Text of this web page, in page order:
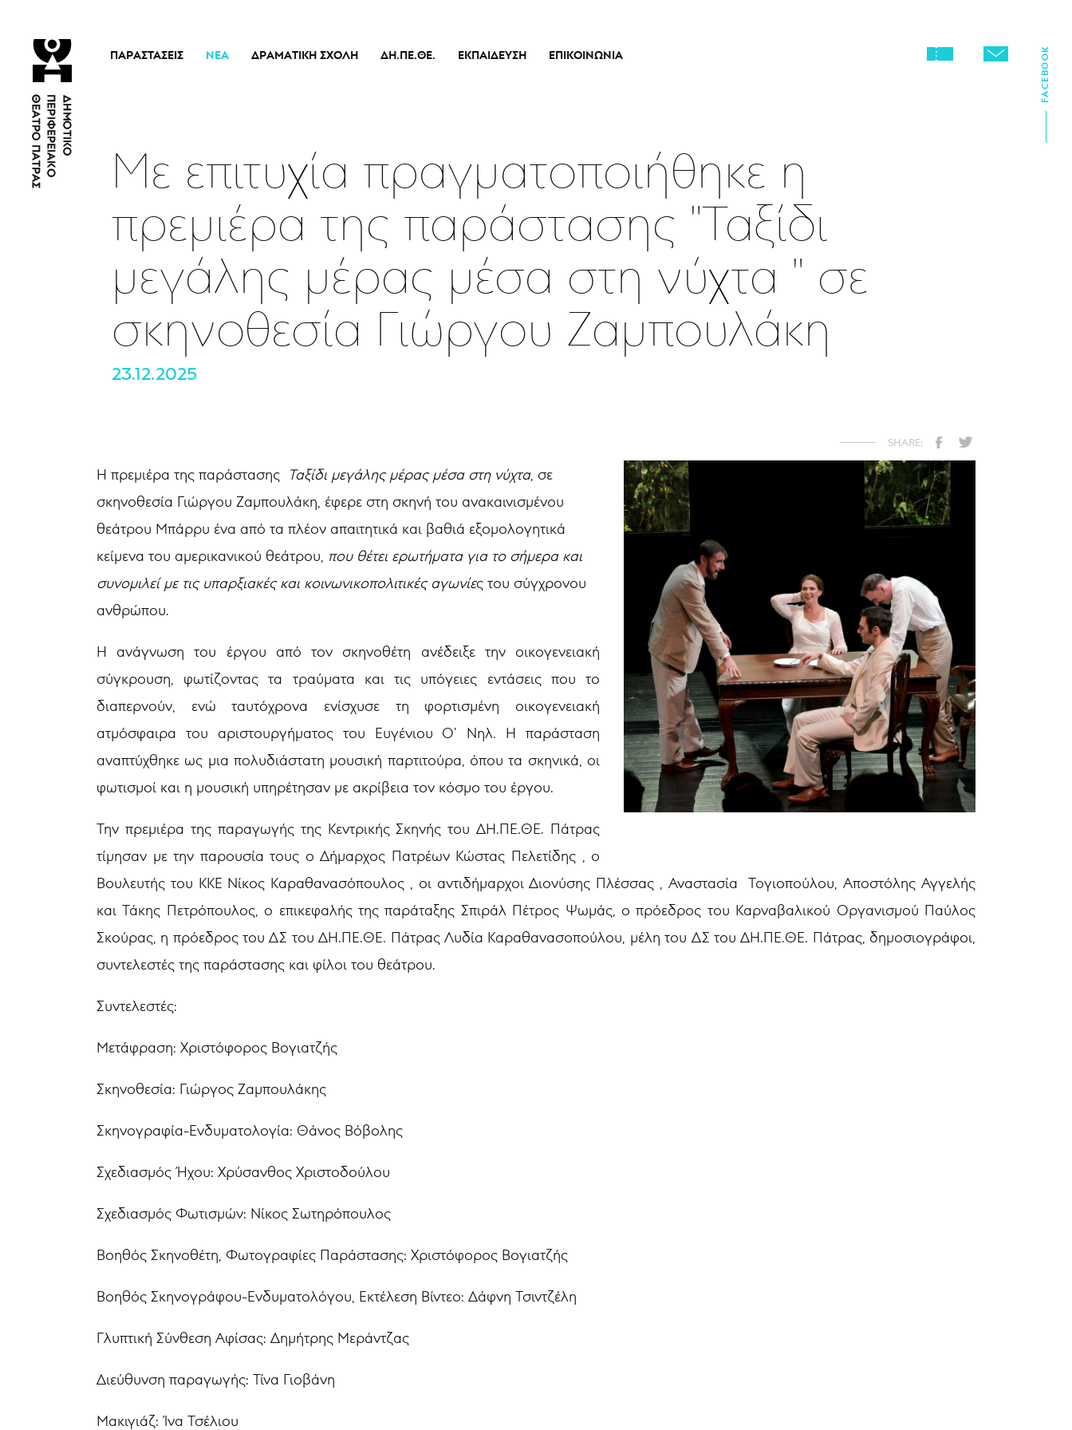
ΠΑΡΑΣΤΆΣΕΙΣ
Εισιτήρια
ΝΈΑ ΔΡΑΜΑΤΙΚΉ ΣΧΟΛΉ
Νέα
ΔΗ.ΠΕ.ΘΕ.
Οικονομικά Στοιχεία
Αποφάσεις Δ.Σ.
Καλλιτεχνικός Διευθυντής
Ποιοί Είμαστε
Απόλλων
ΕΚΠΑΊΔΕΥΣΗ ΕΠΙΚΟΙΝΩΝΊΑ
FACEBOOK
Με επιτυχία πραγματοποιήθηκε η
πρεμιέρα της παράστασης "Ταξίδι
μεγάλης μέρας μέσα στη νύχτα " σε
σκηνοθεσία Γιώργου Ζαμπουλάκη
23.12.2025
Η πρεμιέρα της παράστασης Ταξίδι μεγάλης μέρας μέσα στη νύχτα, σε
σκηνοθεσία Γιώργου Ζαμπουλάκη, έφερε στη σκηνή του ανακαινισμένου
θεάτρου Μπάρρυ ένα από τα πλέον απαιτητικά και βαθιά εξομολογητικά
κείμενα του αμερικανικού θεάτρου, που θέτει ερωτήματα για το σήμερα και
συνομιλεί με τις υπαρξιακές και κοινωνικοπολιτικές αγωνίες του σύγχρονου
ανθρώπου.
Η ανάγνωση του έργου από τον σκηνοθέτη ανέδειξε την οικογενειακή
σύγκρουση, φωτίζοντας τα τραύματα και τις υπόγειες εντάσεις που το
διαπερνούν, ενώ ταυτόχρονα ενίσχυσε τη φορτισμένη οικογενειακή
ατμόσφαιρα του αριστουργήματος του Ευγένιου Ο’ Νηλ. Η παράσταση
αναπτύχθηκε ως μια πολυδιάστατη μουσική παρτιτούρα, όπου τα σκηνικά, οι
φωτισμοί και η μουσική υπηρέτησαν με ακρίβεια τον κόσμο του έργου.
Την πρεμιέρα της παραγωγής της Κεντρικής Σκηνής του ΔΗ.ΠΕ.ΘΕ. Πάτρας
τίμησαν με την παρουσία τους ο Δήμαρχος Πατρέων Κώστας Πελετίδης , ο
Βουλευτής του ΚΚΕ Νίκος Καραθανασόπουλος , οι αντιδήμαρχοι Διονύσης Πλέσσας , Αναστασία Τογιοπούλου, Αποστόλης Αγγελής
και Τάκης Πετρόπουλος, ο επικεφαλής της παράταξης Σπιράλ Πέτρος Ψωμάς, ο πρόεδρος του Καρναβαλικού Οργανισμού Παύλος
Σκούρας, η πρόεδρος του ΔΣ του ΔΗ.ΠΕ.ΘΕ. Πάτρας Λυδία Καραθανασοπούλου, μέλη του ΔΣ του ΔΗ.ΠΕ.ΘΕ. Πάτρας, δημοσιογράφοι,
συντελεστές της παράστασης και φίλοι του θεάτρου.
Συντελεστές:
Μετάφραση: Χριστόφορος Βογιατζής
Σκηνοθεσία: Γιώργος Ζαμπουλάκης
Σκηνογραφία-Ενδυματολογία: Θάνος Βόβολης
Σχεδιασμός Ήχου: Χρύσανθος Χριστοδούλου
Σχεδιασμός Φωτισμών: Νίκος Σωτηρόπουλος
Βοηθός Σκηνοθέτη, Φωτογραφίες Παράστασης: Χριστόφορος Βογιατζής
Βοηθός Σκηνογράφου-Ενδυματολόγου, Εκτέλεση Βίντεο: Δάφνη Τσιντζέλη
Γλυπτική Σύνθεση Αφίσας: Δημήτρης Μεράντζας
Διεύθυνση παραγωγής: Τίνα Γιοβάνη
Μακιγιάζ: Ίνα Τσέλιου